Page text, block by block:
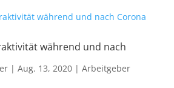
während und nach
| Aug. 13, 2020| Arbeitgeber